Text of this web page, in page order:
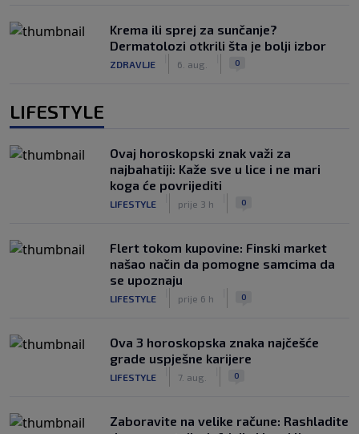
Krema ili sprej za sunčanje?
Dermatolozi otkrili šta je bolji izbor
ZDRAVLJE 6. aug. 0
LIFESTYLE
Ovaj horoskopski znak važi za
najbahatiji: Kaže sve u lice i ne mari
koga će povrijediti
LIFESTYLE prije 3 h 0
Flert tokom kupovine: Finski market
našao način da pomogne samcima da
se upoznaju
LIFESTYLE prije 6 h 0
Ova 3 horoskopska znaka najčešće
grade uspješne karijere
LIFESTYLE 7. aug. 0
Zaboravite na velike račune: Rashladite